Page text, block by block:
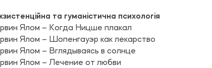
та гуманістична психологія
Ялом – Когда Ницше плакал
Ялом – Шопенгауэр как лекарство
Ялом – Вглядываясь в солнце
Ялом – Лечение от любви